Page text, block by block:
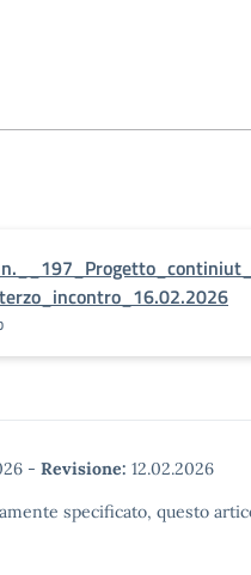
- Revisione: 12.02.2026
specificato, questo